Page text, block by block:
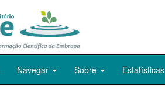
Navegar Sobre Estatísticas